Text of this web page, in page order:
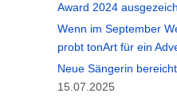
Award 2024
Wenn im September
probt tonArt für ein
Neue Sängerin
15.07.2025